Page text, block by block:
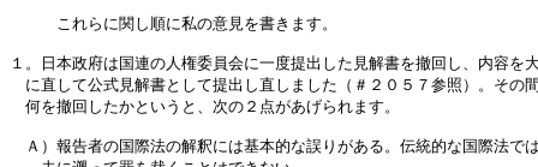
これらに関し順に私の意見を書きます。
１。日本政府は国連の人権委員会に一度提出した見解書を撤回し、内容を
に直して公式見解書として提出し直しました（＃２０５７参照）。その
何を撤回したかというと、次の２点があげられます。
Ａ）報告者の国際法の解釈には基本的な誤りがある。伝統的な国際法で